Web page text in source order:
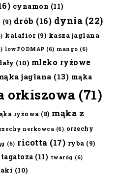
cynamon (11)
(9) drób (16) dynia (22)
kalafior(9) kasza jaglana
lowFODMAP (6) mango (6)
(10) mleko ryżowe
jaglana (13) mąka
orkiszowa (71)
ryżowa (8) mąka z
nerkowca (6) orzechy
(6) ricotta (17) ryba (9)
tagatoza (11) twaróg (6)
(10)